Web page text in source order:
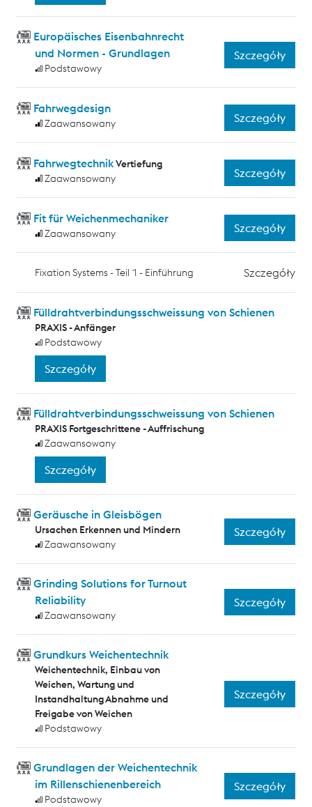
Europäisches Eisenbahnrecht
und Normen - Grundlagen
Podstawowy
Szczegóły
Fahrwegdesign
Zaawansowany Szczegóły
FahrwegtechnikVertiefung
Zaawansowany
Szczegóły
Fit für Weichenmechaniker
Zaawansowany Szczegóły
Fixation Systems - Teil 1 - Einführung Szczegóły
Fülldrahtverbindungsschweissung von Schienen
PRAXIS - Anfänger
Podstawowy
Szczegóły
Fülldrahtverbindungsschweissung von Schienen
PRAXIS Fortgeschrittene - Auffrischung
Zaawansowany
Szczegóły
Geräusche in Gleisbögen
Ursachen Erkennen und Mindern
Zaawansowany
Szczegóły
Grinding Solutions for Turnout
Reliability
Zaawansowany
Szczegóły
Grundkurs Weichentechnik
Weichentechnik, Einbau von
Weichen, Wartung und
Instandhaltung Abnahme und
Freigabe von Weichen
Podstawowy
Szczegóły
Grundlagen der Weichentechnik
im Rillenschienenbereich
Podstawowy
Szczegóły